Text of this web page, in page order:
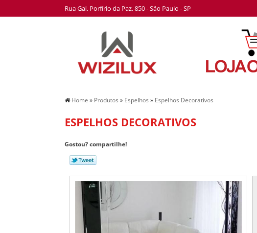
Rua Gal. Porfírio da Paz, 850 - São Paulo - SP
Home » Produtos » Espelhos » Espelhos Decorativos
ESPELHOS DECORATIVOS
Gostou? compartilhe!